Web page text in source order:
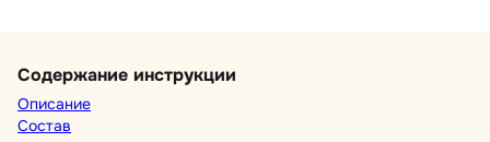
Содержание инструкции
Описание
Состав